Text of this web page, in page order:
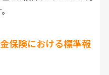
保険における標準報